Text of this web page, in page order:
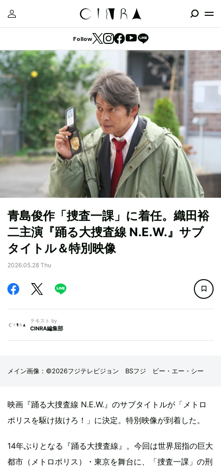
Follow
青島俊作「捜査一課」に着任。織田裕
二主演『踊る大捜査線 N.E.W.』サブ
タイトル＆特別映像
2026.05.28 Thu
テキスト by
CINRA編集部
メイン画像：©2026フジテレビジョン BSフジ ビー・エー・シー
映画『踊る大捜査線 N.E.W.』のサブタイトルが「メトロ
ポリスを駆け抜けろ！」に決定。特別映像が到着した。
14年ぶりとなる『踊る大捜査線』。今回は世界屈指の巨大
都市（メトロポリス）・東京を舞台に、「捜査一課」の刑